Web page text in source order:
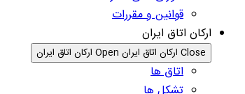
قوانین و مقررات
ارکان اتاق ایران
Close ارکان اتاق ایران Open ارکان اتاق ایران
اتاق ها